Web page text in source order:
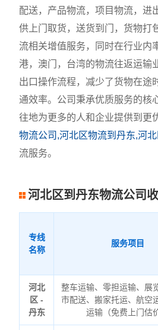
配送，产品物流，项目物流，进
供上门取货，送货到门，货物打
流相关增值服务，同时在行业内
港，澳门，台湾的物流往返运输
出口操作流程，减少了货物在途
通效率。公司秉承优质服务的核
往地为更多的人和企业提供到更
物流公司,河北区物流到丹东,河
流服务。
河北区到丹东物流公司
专线
名称
服务项目
河北
区 -
丹东
整车运输、零担运输、展
市配送、搬家托运、航空
运输（免费上门估